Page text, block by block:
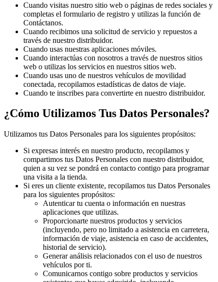
Cuando visitas nuestro sitio web o páginas de redes sociales y
completas el formulario de registro y utilizas la función de
Contáctanos.
Cuando recibimos una solicitud de servicio y repuestos a
través de nuestro distribuidor.
Cuando usas nuestras aplicaciones móviles.
Cuando interactúas con nosotros a través de nuestros sitios
web o utilizas los servicios en nuestros sitios web.
Cuando usas uno de nuestros vehículos de movilidad
conectada, recopilamos estadísticas de datos de viaje.
Cuando te inscribes para convertirte en nuestro distribuidor.
¿Cómo Utilizamos Tus Datos Personales?
Utilizamos tus Datos Personales para los siguientes propósitos:
Si expresas interés en nuestro producto, recopilamos y
compartimos tus Datos Personales con nuestro distribuidor,
quien a su vez se pondrá en contacto contigo para programar
una visita a la tienda.
Si eres un cliente existente, recopilamos tus Datos Personales
para los siguientes propósitos:
Autenticar tu cuenta o información en nuestras
aplicaciones que utilizas.
Proporcionarte nuestros productos y servicios
(incluyendo, pero no limitado a asistencia en carretera,
información de viaje, asistencia en caso de accidentes,
historial de servicio).
Generar análisis relacionados con el uso de nuestros
vehículos por ti.
Comunicarnos contigo sobre productos y servicios